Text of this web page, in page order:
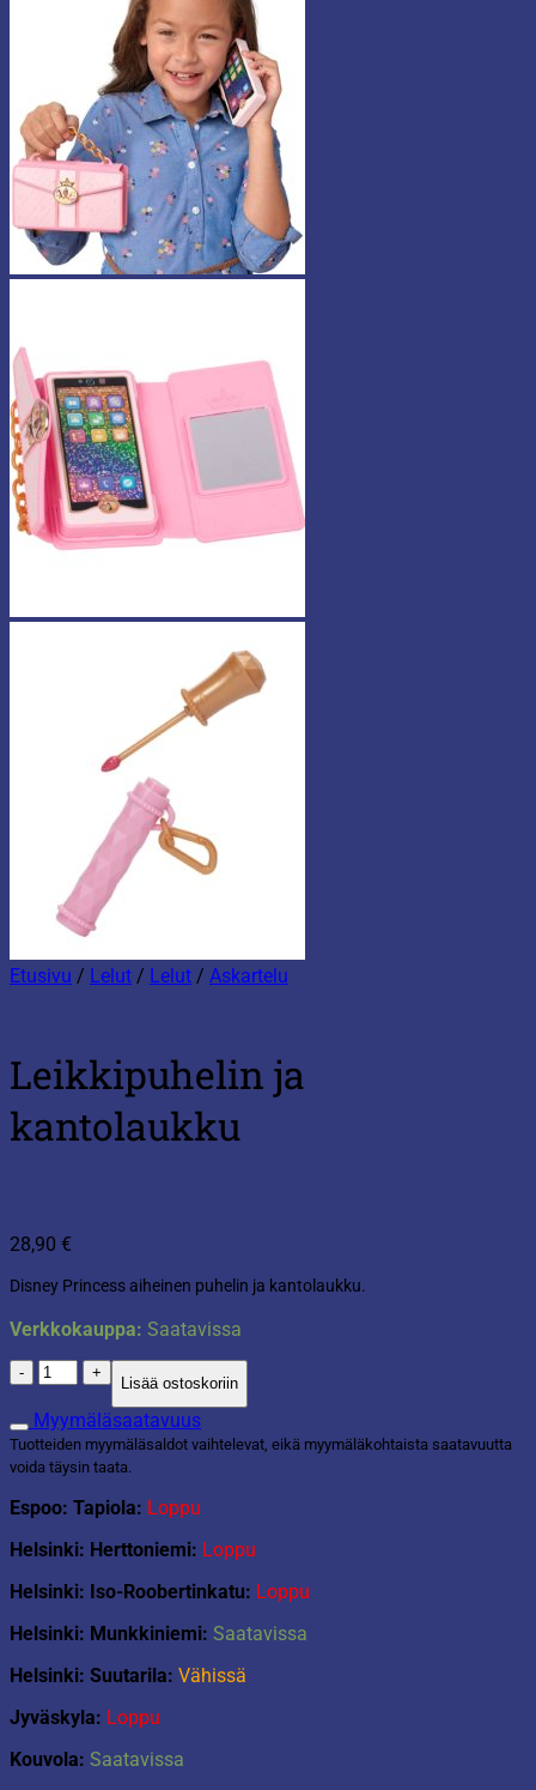
Etusivu / Lelut / Lelut / Askartelu
Leikkipuhelin ja
kantolaukku
28,90 €
Disney Princess aiheinen puhelin ja kantolaukku.
Verkkokauppa: Saatavissa
Leikkipuhelin
ja
kantolaukku
määrä
Lisää ostoskoriin
Myymäläsaatavuus
Tuotteiden myymäläsaldot vaihtelevat, eikä myymäläkohtaista saatavuutta
voida täysin taata.
Espoo: Tapiola: Loppu
Helsinki: Herttoniemi: Loppu
Helsinki: Iso-Roobertinkatu: Loppu
Helsinki: Munkkiniemi: Saatavissa
Helsinki: Suutarila: Vähissä
Jyväskyla: Loppu
Kouvola: Saatavissa